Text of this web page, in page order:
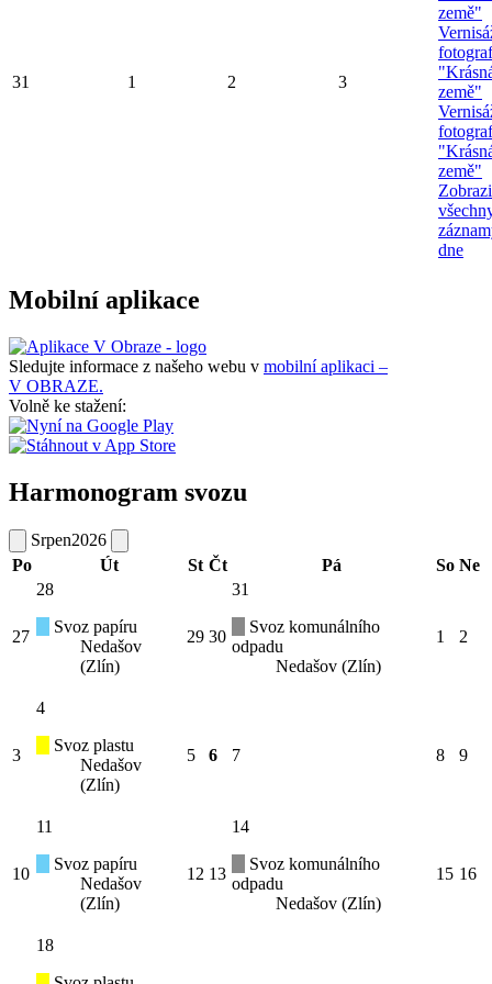
31 1 2 3
země"
země"
země"
dne
Mobilní aplikace
Sledujte informace z našeho webu v mobilní aplikaci –
V OBRAZE.
Volně ke stažení:
Harmonogram svozu
Srpen2026
Po
Út St Čt Pá So Ne
27
28
Svoz papíru
Nedašov
(Zlín)
29 30
31
Svoz komunálního
odpadu
Nedašov (Zlín)
1 2
3
4
Svoz plastu
Nedašov
(Zlín)
5 6 7 8 9
10
11
Svoz papíru
Nedašov
(Zlín)
12 13
14
Svoz komunálního
odpadu
Nedašov (Zlín)
15 16
18